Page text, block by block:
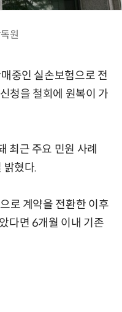
원
중인 실손보험으로 전
청을 철회에 원복이 가
최근 주요 민원 사례
밝혔다.
로 계약을 전환한 이후
다면 6개월 이내 기존